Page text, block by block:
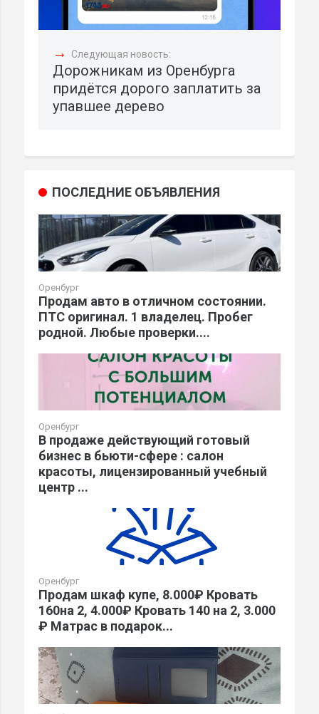
→ Следующая новость:
Дорожникам из Оренбурга
придётся дорого заплатить за
упавшее дерево
ПОСЛЕДНИЕ ОБЪЯВЛЕНИЯ
Оренбург
Продам авто в отличном состоянии.
ПТС оригинал. 1 владелец. Пробег
родной. Любые проверки....
Оренбург
В продаже действующий готовый
бизнес в бьюти-сфере : салон
красоты, лицензированный учебный
центр ...
Оренбург
Продам шкаф купе, 8.000₽ Кровать
160на 2, 4.000₽ Кровать 140 на 2, 3.000
₽ Матрас в подарок...